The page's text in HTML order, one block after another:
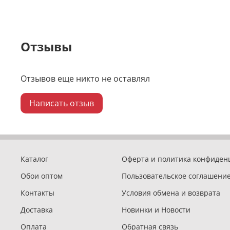
Отзывы
Отзывов еще никто не оставлял
Написать отзыв
Каталог
Обои оптом
Контакты
Доставка
Оплата
Оферта и политика
Пользовательское соглашение
Условия обмена и возврата
Новинки и Новости
Обратная связь